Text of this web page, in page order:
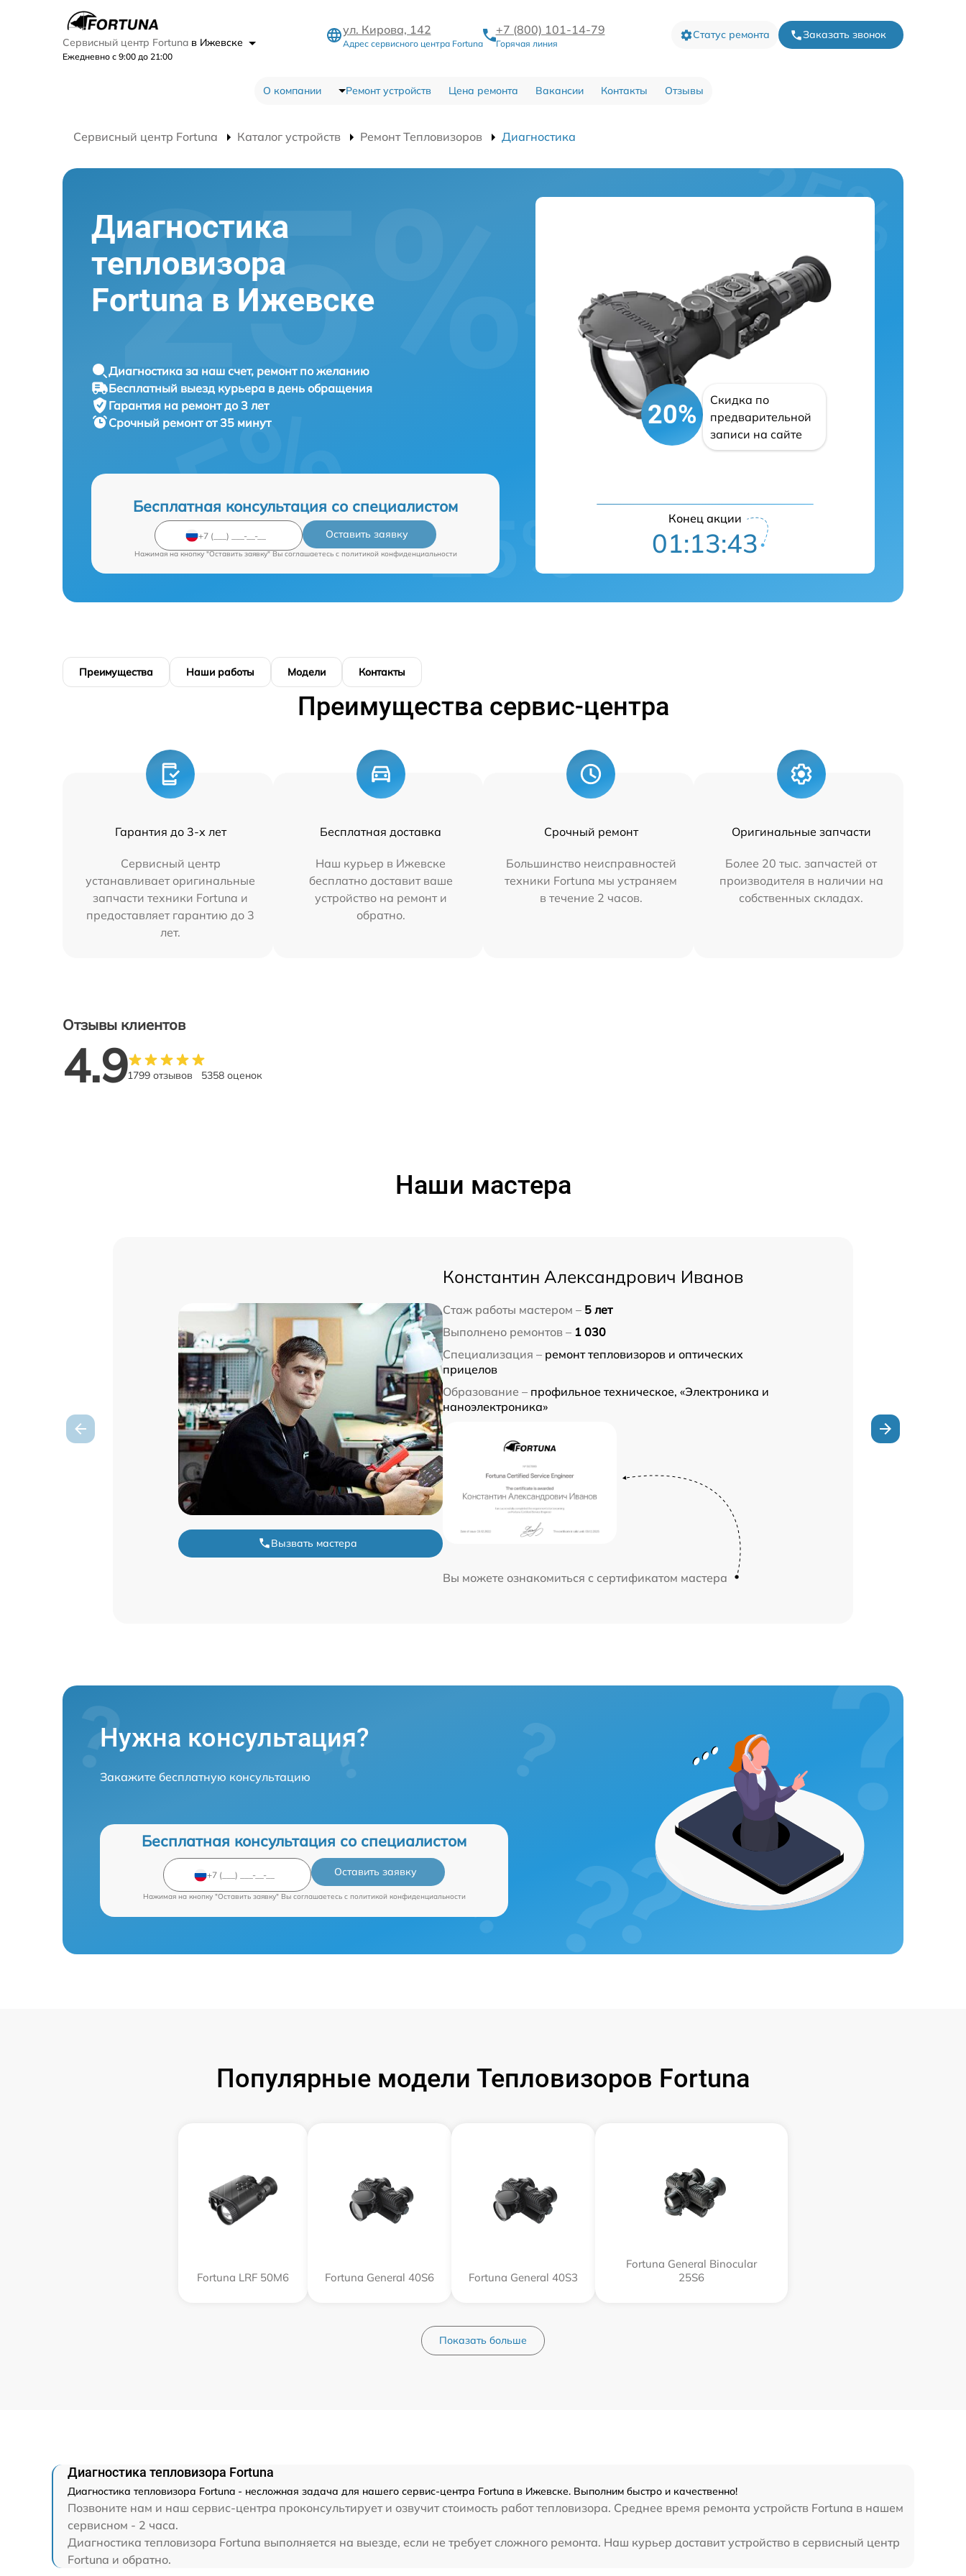
Сервисный центр Fortuna в Ижевске
Ежедневно с 9:00 до 21:00
ул. Кирова, 142
Адрес сервисного центра Fortuna
+7 (800) 101-14-79
Горячая линия
Статус ремонта Заказать звонок
О компании Ремонт устройств Цена ремонта Вакансии Контакты Отзывы
Сервисный центр Fortuna Каталог устройств Ремонт Тепловизоров Диагностика
Диагностика
тепловизора
Fortuna в Ижевске
Диагностика за наш счет, ремонт по желанию
Бесплатный выезд курьера в день обращения
Гарантия на ремонт до 3 лет
Срочный ремонт от 35 минут
Бесплатная консультация со специалистом
Оставить заявку
Нажимая на кнопку "Оставить заявку" Вы соглашаетесь c политикой конфиденциальности
20%
Скидка по
предварительной
записи на сайте
Конец акции
01:13:42
Преимущества Наши работы Модели Контакты
Преимущества сервис-центра
Гарантия до 3-х лет
Сервисный центр
устанавливает оригинальные
запчасти техники Fortuna и
предоставляет гарантию до 3
лет.
Бесплатная доставка
Наш курьер в Ижевске
бесплатно доставит ваше
устройство на ремонт и
обратно.
Срочный ремонт
Большинство неисправностей
техники Fortuna мы устраняем
в течение 2 часов.
Оригинальные запчасти
Более 20 тыс. запчастей от
производителя в наличии на
собственных складах.
Отзывы клиентов
4.91799 отзывов 5358 оценок
Наши мастера
Вызвать мастера
Константин Александрович Иванов
Стаж работы мастером – 5 лет
Выполнено ремонтов – 1 030
Специализация – ремонт тепловизоров и оптических
прицелов
Образование – профильное техническое, «Электроника и
наноэлектроника»
Вы можете ознакомиться с сертификатом мастера
Нужна консультация?
Закажите бесплатную консультацию
Бесплатная консультация со специалистом
Оставить заявку
Нажимая на кнопку "Оставить заявку" Вы соглашаетесь c политикой конфиденциальности
Популярные модели Тепловизоров Fortuna
Fortuna LRF 50M6 Fortuna General 40S6 Fortuna General 40S3
Fortuna General Binocular
25S6
Показать больше
Диагностика тепловизора Fortuna
Диагностика тепловизора Fortuna - несложная задача для нашего сервис-центра Fortuna в Ижевске. Выполним быстро и качественно!
Позвоните нам и наш сервис-центра проконсультирует и озвучит стоимость работ тепловизора. Среднее время ремонта устройств Fortuna в нашем
сервисном - 2 часа.
Диагностика тепловизора Fortuna выполняется на выезде, если не требует сложного ремонта. Наш курьер доставит устройство в сервисный центр
Fortuna и обратно.